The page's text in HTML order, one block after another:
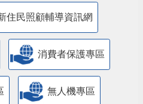
住民照顧輔導資訊網
消費者保護專區
無人機專區